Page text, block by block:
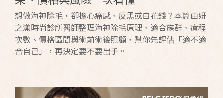
想做海神除毛，卻擔心痛感、反黑或白花錢？本篇由妍
之漾時尚診所醫師整理海神除毛原理、適合族群、療程
次數、價格區間與術前術後照顧，幫你先評估「適不適
合自己」，再決定要不要出手。